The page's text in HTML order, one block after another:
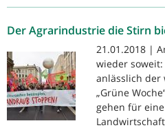
Der Agrarindustrie die Stirn
21.01.2018 |
wieder
anlässlich der
„Grüne
gehen für